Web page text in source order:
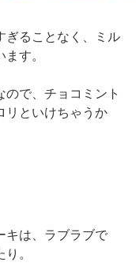
ぎることなく、ミル
す。
で、チョコミント
リといけちゃうか
キは、ラブラブで
。